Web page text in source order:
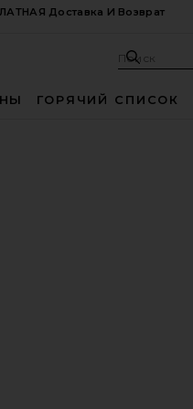
Доставка И Возврат
Поиск
ГОРЯЧИЙ СПИСОК